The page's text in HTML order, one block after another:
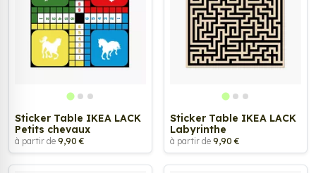
Sticker Table IKEA LACK
Petits chevaux
à partir de 9,90 €
Sticker Table IKEA LACK
Labyrinthe
à partir de 9,90 €